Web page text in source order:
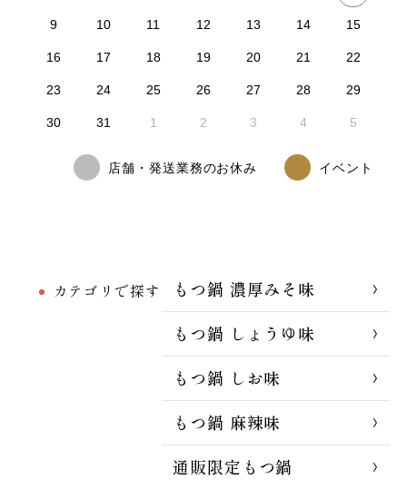
カテゴリで探す
もつ鍋 濃厚みそ味
もつ鍋 しょうゆ味
もつ鍋 しお味
もつ鍋 麻辣味
通販限定もつ鍋
9 10 11 12 13 14 15
16 17 18 19 20 21 22
23 24 25 26 27 28 29
30 31 1 2 3 4 5
店舗・発送業務のお休み イベント